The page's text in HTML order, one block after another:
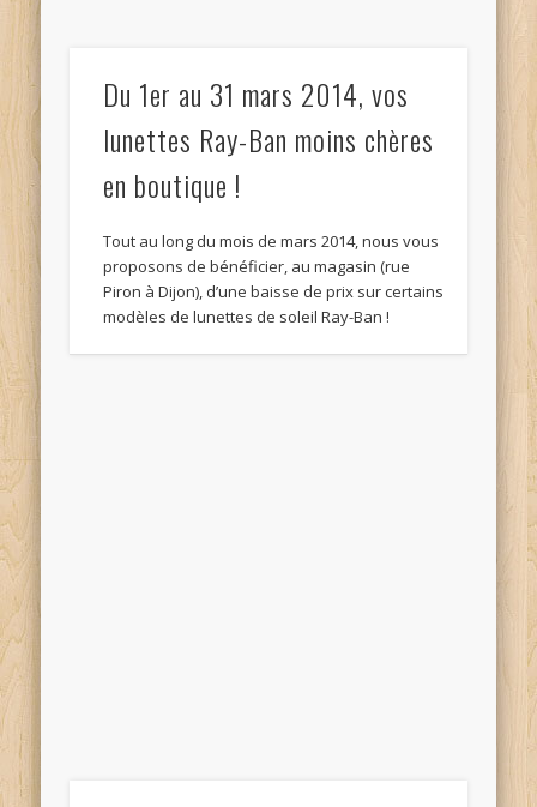
Du 1er au 31 mars 2014, vos
lunettes Ray-Ban moins chères
en boutique !
proposons de bénéficier, au magasin (rue
Piron à Dijon), d’une baisse de prix sur certains
modèles de lunettes de soleil Ray-Ban !